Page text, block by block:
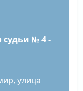
судьи № 4 -
улица